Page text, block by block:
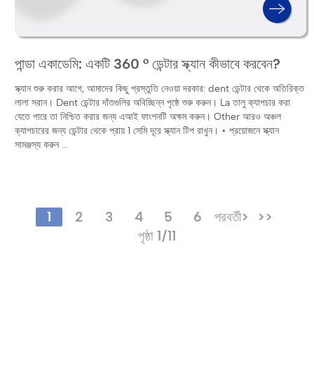
পান্ডা একাডেমি: একটি 360 ° ডেন্টার স্ক্যান কীভাবে করবেন?
স্ক্যান শুরু করার আগে, আমাদের কিছু প্রস্তুতি নেওয়া দরকার: dent ডেন্টার থেকে অতিরিক্ত
লালা সরান। Dent ডেন্টার দাঁতগুলির অবিচ্ছিন্ন পৃষ্ঠে শুরু করুন। La তালু ক্যাপচার করা
যেতে পারে তা নিশ্চিত করার জন্য এআই ফাংশনটি অক্ষম করুন। Other আরও অঞ্চল
ক্যাপচারের জন্য ডেন্টার থেকে প্রায় 1 সেমি দূরে স্ক্যান টিপ রাখুন। • প্রয়োজনে স্ক্যান
সামঞ্জস্য করুন ...
1 2 3 4 5 6 পরবর্তী>
>>
পৃষ্ঠা 1/11